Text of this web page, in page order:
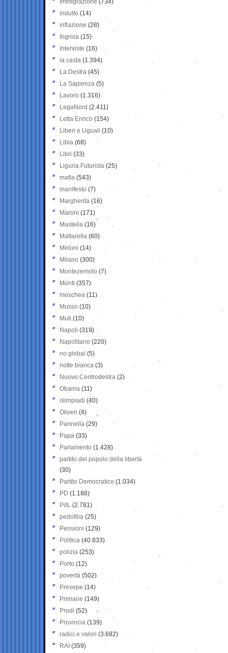
Immigrazione (734)
indulto (14)
inflazione (26)
Ingroia (15)
Interviste (16)
la casta (1.394)
La Destra (45)
La Sapienza (5)
Lavoro (1.316)
LegaNord (2.411)
Letta Enrico (154)
Liberi e Uguali (10)
Libia (68)
Libri (33)
Liguria Futurista (25)
mafia (543)
manifesto (7)
Margherita (16)
Maroni (171)
Mastella (16)
Mattarella (60)
Meloni (14)
Milano (300)
Montezemolo (7)
Monti (357)
moschea (11)
Musso (10)
Muti (10)
Napoli (319)
Napolitano (220)
no global (5)
notte bianca (3)
Nuovo Centrodestra (2)
Obama (11)
olimpiadi (40)
Oliveri (4)
Pannella (29)
Papa (33)
Parlamento (1.428)
partito del popolo della libertà
(30)
Partito Democratico (1.034)
PD (1.188)
PdL (2.781)
pedofilia (25)
Pensioni (129)
Politica (40.833)
polizia (253)
Porto (12)
povertà (502)
Presepe (14)
Primarie (149)
Prodi (52)
Provincia (139)
radici e valori (3.682)
RAI (359)